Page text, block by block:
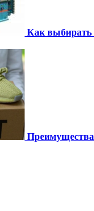
Как выбирать